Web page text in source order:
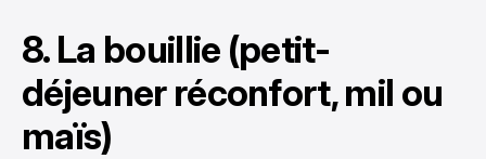
8. La bouillie (petit-
déjeuner réconfort, mil ou
maïs)